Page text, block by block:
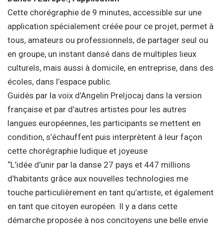
Cette chorégraphie de 9 minutes, accessible sur une
application spécialement créée pour ce projet, permet à
tous, amateurs ou professionnels, de partager seul ou
en groupe, un instant dansé dans de multiples lieux
culturels, mais aussi à domicile, en entreprise, dans des
écoles, dans l’espace public.
Guidés par la voix d’Angelin Preljocaj dans la version
française et par d’autres artistes pour les autres
langues européennes, les participants se mettent en
condition, s’échauffent puis interprètent à leur façon
cette chorégraphie ludique et joyeuse
“L’idée d’unir par la danse 27 pays et 447 millions
d’habitants grâce aux nouvelles technologies me
touche particulièrement en tant qu’artiste, et également
en tant que citoyen européen. Il y a dans cette
démarche proposée à nos concitoyens une belle envie